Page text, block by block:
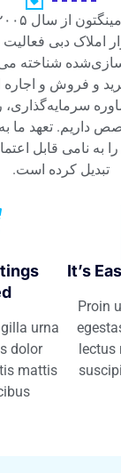
املاک دبی
شناخته
و فروش و
سرمایه‌گذاری،
داریم. تعهد ما
به نامی قابل
تبدیل کرده است.
It’s
Proin
lectus
urna
dolor
mattis